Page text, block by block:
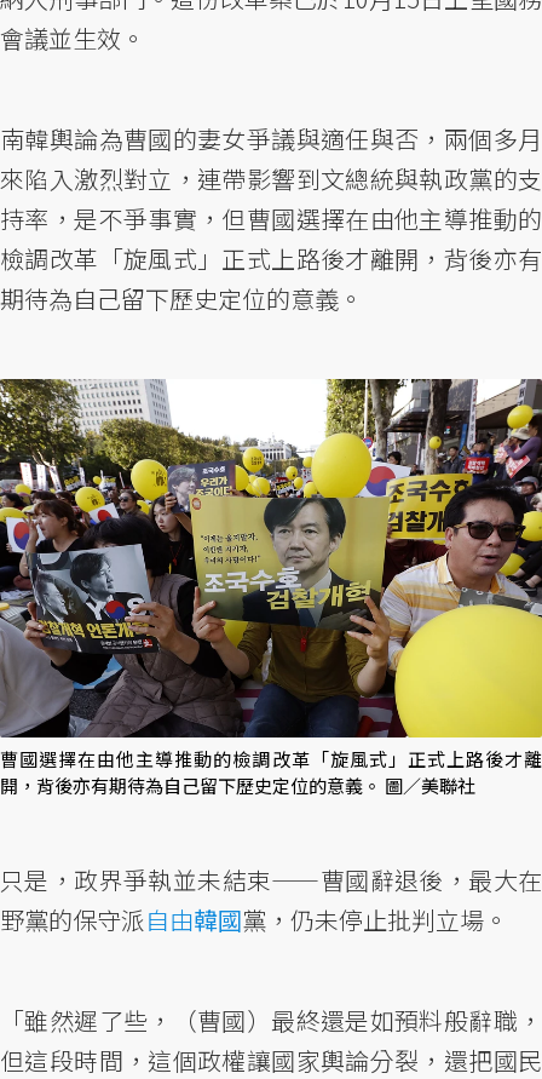
會議並生效。
南韓輿論為曹國的妻女爭議與適任與否，兩個多月
來陷入激烈對立，連帶影響到文總統與執政黨的支
持率，是不爭事實，但曹國選擇在由他主導推動的
檢調改革「旋風式」正式上路後才離開，背後亦有
期待為自己留下歷史定位的意義。
曹國選擇在由他主導推動的檢調改革「旋風式」正式上路後才離
開，背後亦有期待為自己留下歷史定位的意義。 圖／美聯社
只是，政界爭執並未結束——曹國辭退後，最大在
野黨的保守派自由韓國黨，仍未停止批判立場。
「雖然遲了些，（曹國）最終還是如預料般辭職，
但這段時間，這個政權讓國家輿論分裂，還把國民